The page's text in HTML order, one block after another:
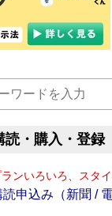
読・購入・登録
ンいろいろ、スタ
読申込み（新聞 / 電